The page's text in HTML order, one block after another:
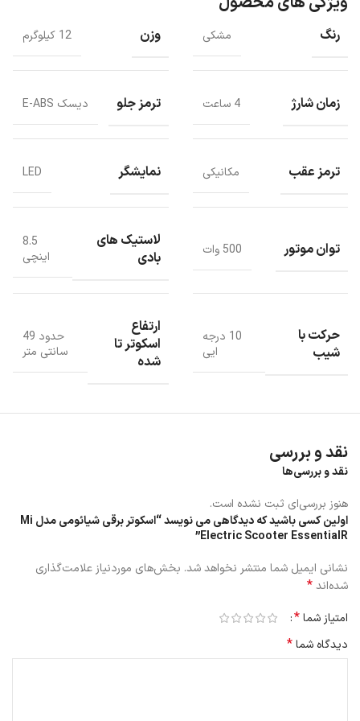
ترمز E-ABS در چرخ جلوی اسکوتر برقی قرار دارد.
اسکوتر برقی دارای باتری لیتیوم یونی است که ظرفیت آن 5100 میلی آمپر
است.
ویژگی های اسکوتر برقی شیائومی مدل Mi
3 ثانیه تا می شود.
داخل ماشین مناسب است و فضای کمتری را اشغال می کند.
رنگ مشکی وزن 12 کیلوگرم
زمان شارژ 4 ساعت ترمز جلو دیسک E-ABS
ترمز عقب مکانیکی نمایشگر LED
توان موتور 500 وات
لاستیک های
بادی
8.5
اینچی
حرکت با
شیب
10 درجه
ایی
ارتفاع
اسکوتر تا
شده
حدود 49
سانتی متر
نقد و بررسی
نقد و بررسی‌ها
هنوز بررسی‌ای ثبت نشده است.
اولین کسی باشید که دیدگاهی می نویسد “اسکوتر برقی شیائومی مدل Mi
Electric Scooter EssentialR”
نشانی ایمیل شما منتشر نخواهد شد. بخش‌های موردنیاز علامت‌گذاری
شده‌اند*
امتیاز شما*
دیدگاه شما*